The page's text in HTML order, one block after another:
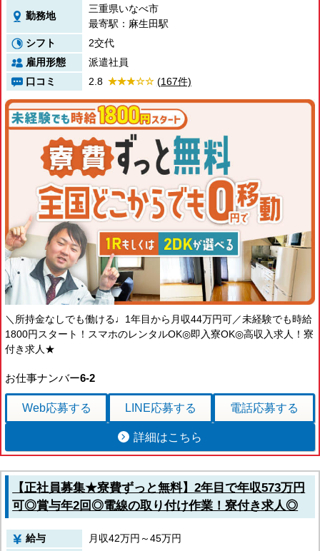
勤務地
三重県いなべ市
最寄駅：麻生田駅
シフト
2交代
雇用形態
派遣社員
口コミ
2.8 (167件)
＼所持金なしでも働ける♩1年目から月収44万円可／未経験でも時給
1800円スタート！スマホのレンタルOK◎即入寮OK◎高収入求人！寮
付き求人★
お仕事ナンバー6-2
Web応募する LINE応募する 電話応募する
詳細はこちら
【正社員募集★寮費ずっと無料】2年目で年収573万円
可◎賞与年2回◎電線の取り付け作業！寮付き求人◎
給与 月収42万円～45万円